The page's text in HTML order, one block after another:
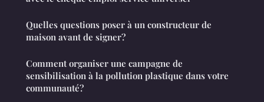
Quelles questions poser à un constructeur de
maison avant de signer?
Comment organiser une campagne de
sensibilisation à la pollution plastique dans votre
communauté?